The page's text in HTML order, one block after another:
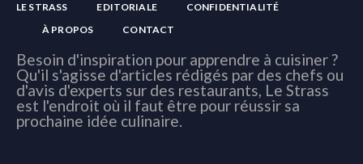
LE STRASS EDITORIALE
CONFIDENTIALITÉ
À PROPOS
CONTACT
Besoin d'inspiration pour apprendre à cuisiner ?
Qu'il s'agisse d'articles rédigés par des chefs ou
d'avis d'experts sur des restaurants, Le Strass
est l'endroit où il faut être pour réussir sa
prochaine idée culinaire.